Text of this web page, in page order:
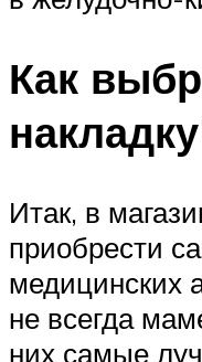
Как
Итак, в
приобрести
медицинских
не всегда
них самые